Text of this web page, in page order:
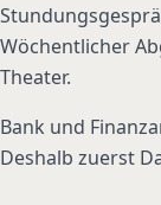
Wöchentlicher
Theater.
Bank und
Deshalb zuerst